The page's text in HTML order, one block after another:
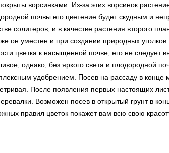
ворсинками. Из-за этих ворсинок
почвы его цветение будет скудным и
солитеров, и в качестве растения второго
он уместен и при создании природных
цветка к насыщенной почве, его не следует
однако, без яркого света и плодородной
удобрением. Посев на рассаду в конце
После появления первых настоящих
Возможен посев в открытый грунт в
правил цветок покажет вам всю свою